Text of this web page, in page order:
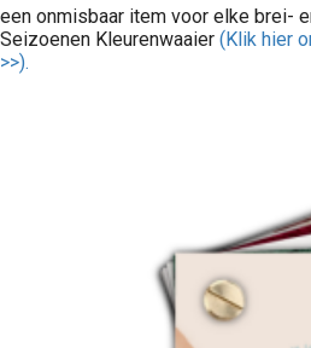
een onmisbaar item voor elke brei-
Seizoenen Kleurenwaaier (Klik hier
>>).